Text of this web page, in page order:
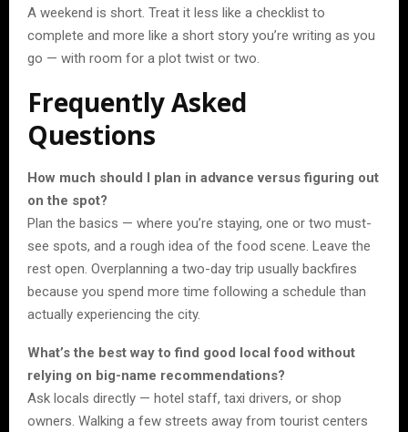
A weekend is short. Treat it less like a checklist to
complete and more like a short story you’re writing as you
go — with room for a plot twist or two.
Frequently Asked
Questions
How much should I plan in advance versus figuring out
on the spot?
Plan the basics — where you’re staying, one or two must-
see spots, and a rough idea of the food scene. Leave the
rest open. Overplanning a two-day trip usually backfires
because you spend more time following a schedule than
actually experiencing the city.
What’s the best way to find good local food without
relying on big-name recommendations?
Ask locals directly — hotel staff, taxi drivers, or shop
owners. Walking a few streets away from tourist centers